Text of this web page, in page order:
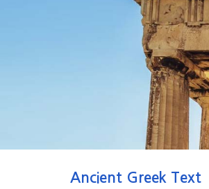
Ancient Greek Text